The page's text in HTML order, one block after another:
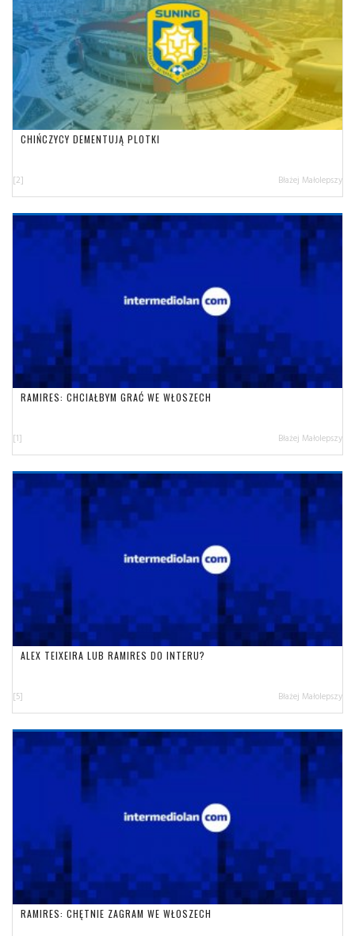
CHIŃCZYCY DEMENTUJĄ PLOTKI
[2] Błażej Małolepszy
RAMIRES: CHCIAŁBYM GRAĆ WE WŁOSZECH
[1] Błażej Małolepszy
ALEX TEIXEIRA LUB RAMIRES DO INTERU?
[5] Błażej Małolepszy
RAMIRES: CHĘTNIE ZAGRAM WE WŁOSZECH